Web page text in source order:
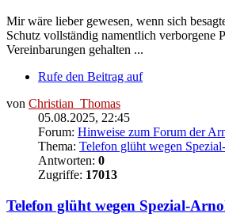
Mir wäre lieber gewesen, wenn sich
Schutz vollständig namentlich verborgene
Vereinbarungen gehalten ...
Rufe den Beitrag auf
von Christian_Thomas
05.08.2025, 22:45
Forum: Hinweise zum Forum der
Thema: Telefon glüht wegen
Antworten: 0
Zugriffe: 17013
Telefon glüht wegen Spezial-